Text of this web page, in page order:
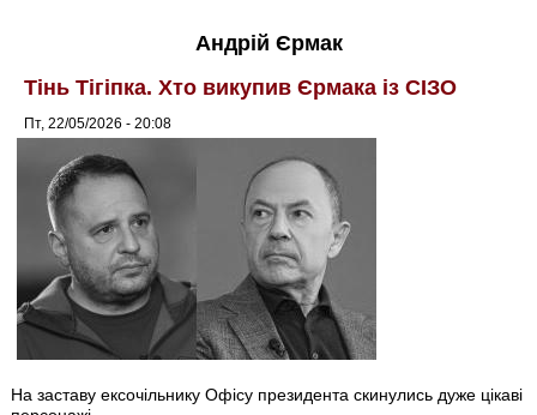
Андрій Єрмак
Тінь Тігіпка. Хто викупив Єрмака із СІЗО
Пт, 22/05/2026 - 20:08
На заставу ексочільнику Офісу президента скинулись дуже цікаві